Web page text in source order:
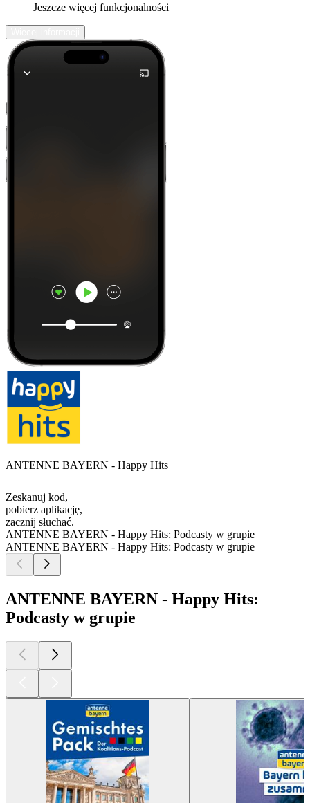
Jeszcze więcej funkcjonalności
ANTENNE BAYERN - Happy Hits
Zeskanuj kod,
pobierz aplikację,
zacznij słuchać.
ANTENNE BAYERN - Happy Hits: Podcasty w grupie
ANTENNE BAYERN - Happy Hits: Podcasty w grupie
ANTENNE BAYERN - Happy Hits:
Podcasty w grupie